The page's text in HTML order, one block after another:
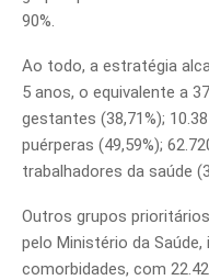
90%.
Ao todo, a estratégia
5 anos, o equivalente a
gestantes (38,71%);
puérperas (49,59%);
trabalhadores da saúde
Outros grupos
pelo Ministério da
comorbidades, com